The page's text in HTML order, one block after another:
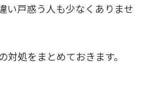
い戸惑う人も少なくありませ
処をまとめておきます。